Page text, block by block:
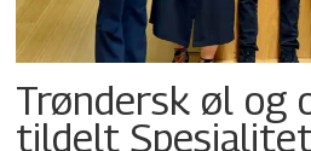
Trøndersk øl og
tildelt